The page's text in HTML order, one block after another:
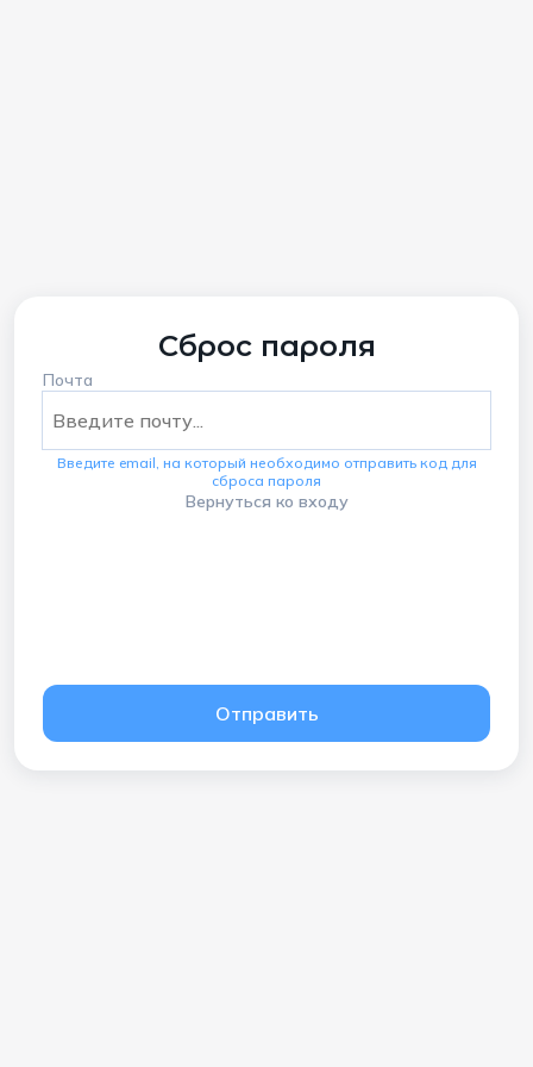
Сброс пароля
Почта
Введите email, на который необходимо отправить код для
сброса пароля
Вернуться ко входу
Отправить